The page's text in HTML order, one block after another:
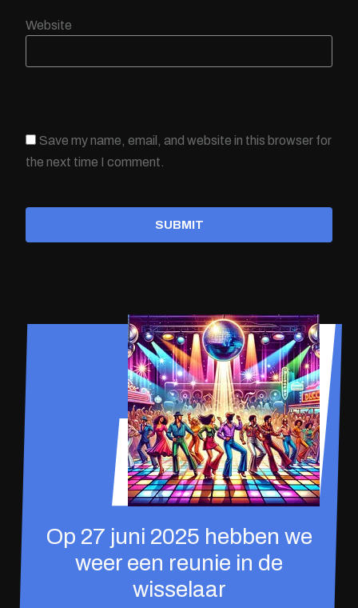
Website
Save my name, email, and website in this browser for
the next time I comment.
SUBMIT
Op 27 juni 2025 hebben we
weer een reunie in de
wisselaar